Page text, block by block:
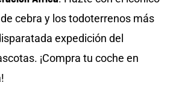
cebra y los todoterrenos más
expedición del
¡Compra tu coche en